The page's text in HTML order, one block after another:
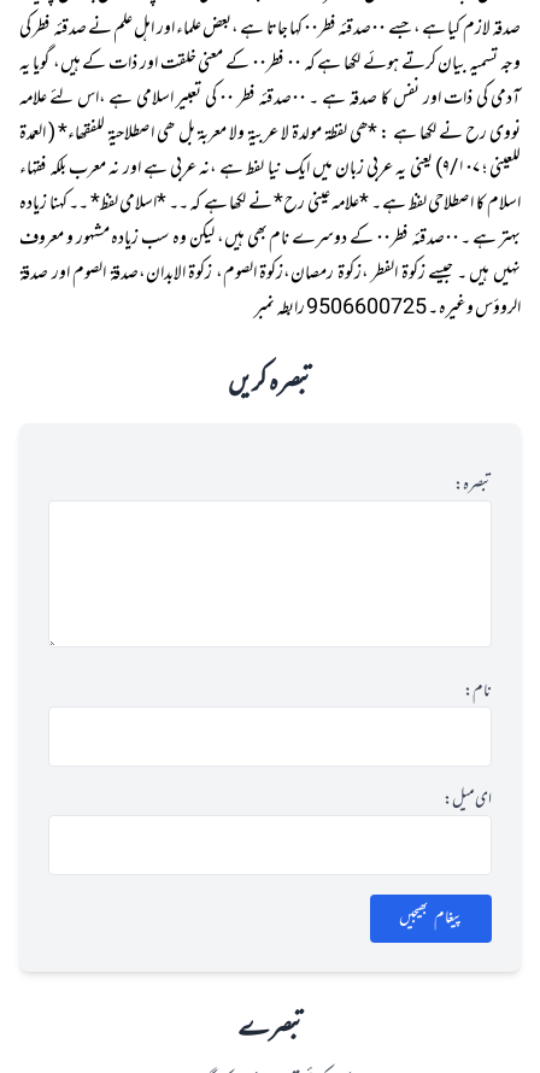
صدقہ لازم کیا ہے ، جسے ۰۰صدقئہ فطر۰۰ کہا جاتا ہے ،بعض علماء اور اہل علم نے صدقئہ فطر کی
وجہ تسمیہ بیان کرتے ہوئے لکھا ہے کہ ۰۰ فطر۰۰ کے معنی خلقت اور ذات کے ہیں، گویا یہ
آدمی کی ذات اور نفس کا صدقہ ہے ۔ ۰۰صدقئہ فطر ۰۰ کی تعبیر اسلامی ہے ،اس لئے علامہ
نووی رح نے لکھا ہے : *ھی لفظة مولدة لا عربیة ولا معربة بل ھی اصطلاحیة للفقھاء* ( العمدة
للعینی ؛ ۹/۱۰۷) یعنی یہ عربی زبان میں ایک نیا لفط ہے ،نہ عربی ہے اور نہ معرب بلکہ فقہاء
اسلام کا اصطلاحی لفظ ہے ۔ *علامہ عینی رح* نے لکھا ہے کہ ۔۔ *اسلامی لفظ* ۔۔ کہنا زیادہ
بہتر ہے ۔ ۰۰صدقئہ فطر۰۰ کے دوسرے نام بھی ہیں، لیکن وہ سب زیادہ مشہور و معروف
نہیں ہیں ۔ جیسے زکوة الفطر ،زکوة رمصان،زکوة الصوم، زکوة الابدان،صدقة الصوم اور صدقة
الروؤس وغیرہ ۔ 9506600725 رابطہ نمبر
تبصرہ کریں
تبصرہ:
نام:
ای میل:
پیغام بھیجیں
تبصرے